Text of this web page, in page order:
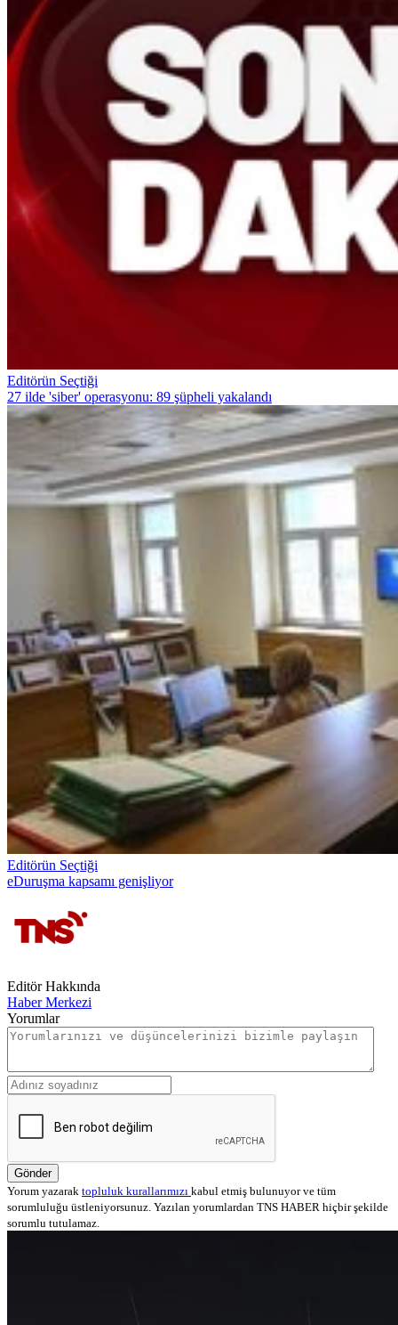
Editörün Seçtiği
27 ilde 'siber' operasyonu: 89 şüpheli yakalandı
Editörün Seçtiği
eDuruşma kapsamı genişliyor
Editör Hakkında
Haber Merkezi
Yorumlar
Gönder
Yorum yazarak topluluk kurallarımızı kabul etmiş bulunuyor ve tüm
sorumluluğu üstleniyorsunuz. Yazılan yorumlardan TNS HABER hiçbir şekilde
sorumlu tutulamaz.